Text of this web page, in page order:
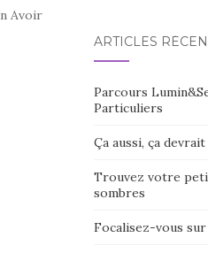
Avoir
ARTICLES
Parcours
Particuliers
Ça aussi, ça
Trouvez votre
sombres
Focalisez-vous